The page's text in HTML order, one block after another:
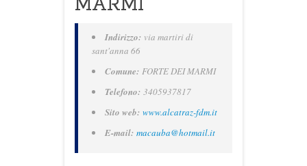
Indirizzo: via martiri di
sant'anna 66
Comune: FORTE DEI MARMI
Telefono: 3405937817
Sito web: www.alcatraz-fdm.it
E-mail: macauba@hotmail.it